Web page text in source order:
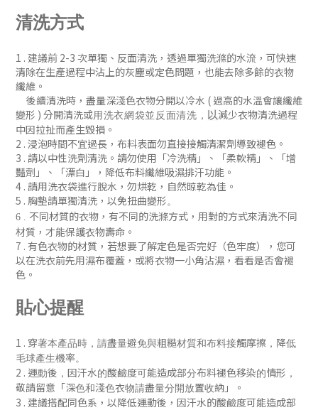
清洗方式
1 . 建議前 2-3 次單獨、反面清洗 ， 透過單獨洗滌的水流，可快速
清除在生產過程中沾上的灰塵或定色問題 ， 也能去除多餘的衣物
纖維。
後續清洗時 ，盡量深淺色衣物分開以冷水 ( 過高的水溫會讓纖維
變形 ) 分開清洗或用洗衣網袋並 反面清洗 ， 以減少衣物清洗過程
中因拉扯而產生毀損。
2 . 浸泡時間不宜過長，布料表面勿直接接觸清潔劑導致褪色。
3 . 請以中性洗劑清洗。請勿使用「冷洗精」、「柔軟精」
、「增
豔劑」
、「漂白」，降低布料纖維吸濕排汗功能 。
4 . 請用洗衣袋進行脫水，勿烘乾，自然晾乾為佳。
5 . 胸墊請單獨清洗，以免扭曲變形。
6 . 不同材質的衣物，有不同的洗滌方式，用對的方式來清洗不同
材質，才能保護衣物壽命。
7 . 有色衣物的材質，若想要了解定色是否完好（色牢度），您可
以在洗衣前先用濕布覆蓋，或將衣物一小角沾濕，看看是否會褪
色 。
貼心提醒
1 . 穿著本產品時，請盡量避免與粗糙材質和布料接觸摩擦，降低
毛球產生機率。
2 . 運動後， 因汗水的酸鹼度可能造成部分布料褪色移染的情形，
敬請留意 「深色和淺色衣物請盡量分開放置收納 」 。
3 . 建議搭配同色系， 以降低運動後， 因汗水的酸鹼度可能造成部